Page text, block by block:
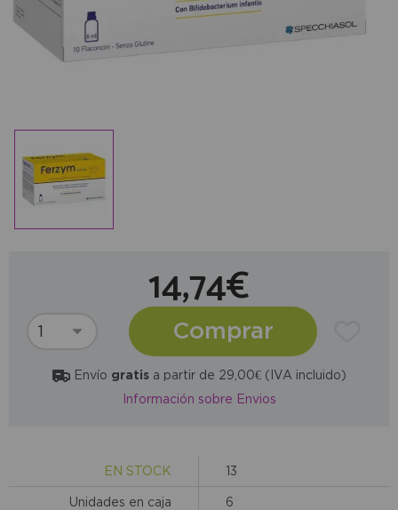
14,74€
Comprar
Envío gratisa partir de 29,00€ (IVA incluido)
Información sobre Envios
EN STOCK 13
Unidades en caja 6